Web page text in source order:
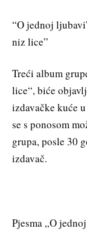
“O jednoj
niz lice”
Treći album
lice“, biće
izdavačke kuće
se s ponosom
grupa, posle 30
izdavač.
Pjesma „O